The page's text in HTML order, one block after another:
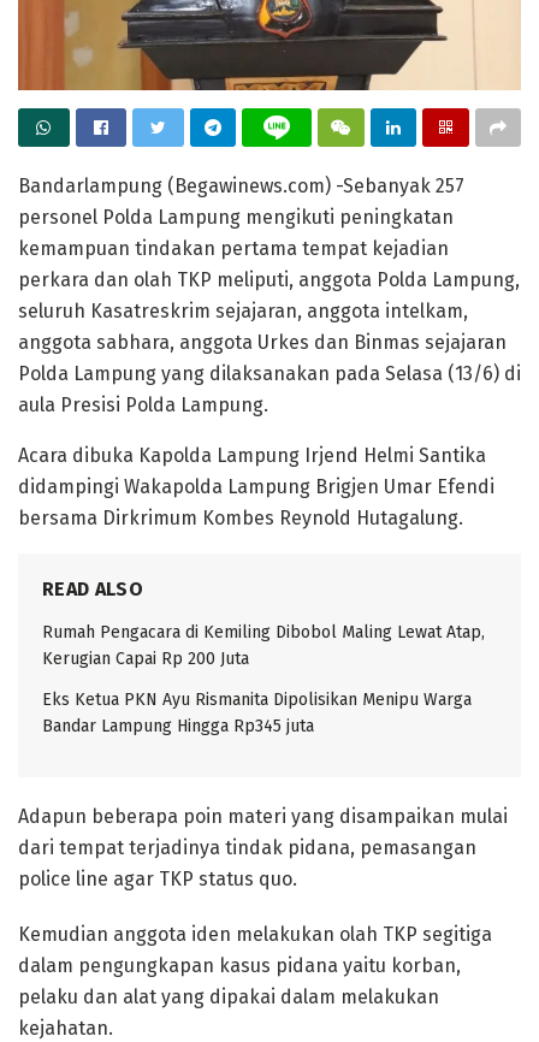
Bandarlampung (Begawinews.com) -Sebanyak 257
personel Polda Lampung mengikuti peningkatan
kemampuan tindakan pertama tempat kejadian
perkara dan olah TKP meliputi, anggota Polda Lampung,
seluruh Kasatreskrim sejajaran, anggota intelkam,
anggota sabhara, anggota Urkes dan Binmas sejajaran
Polda Lampung yang dilaksanakan pada Selasa (13/6) di
aula Presisi Polda Lampung.
Acara dibuka Kapolda Lampung Irjend Helmi Santika
didampingi Wakapolda Lampung Brigjen Umar Efendi
bersama Dirkrimum Kombes Reynold Hutagalung.
READ ALSO
Rumah Pengacara di Kemiling Dibobol Maling Lewat Atap,
Kerugian Capai Rp 200 Juta
Eks Ketua PKN Ayu Rismanita Dipolisikan Menipu Warga
Bandar Lampung Hingga Rp345 juta
Adapun beberapa poin materi yang disampaikan mulai
dari tempat terjadinya tindak pidana, pemasangan
police line agar TKP status quo.
Kemudian anggota iden melakukan olah TKP segitiga
dalam pengungkapan kasus pidana yaitu korban,
pelaku dan alat yang dipakai dalam melakukan
kejahatan.